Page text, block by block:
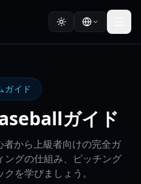
ガイド
ガイド
から上級者向けの完全ガ
ングの仕組み、ピッチング
を学びましょう。